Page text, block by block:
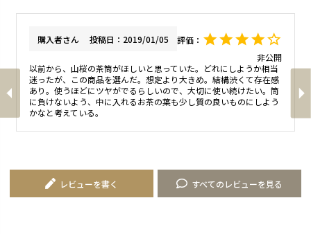
購入者
非公開
投稿日 2019/01/05
以前から、山桜の茶筒がほしいと思っていた。どれにしようか相当
迷ったが、この商品を選んだ。想定より大きめ。結構渋くて存在感
あり。使うほどにツヤがでるらしいので、大切に使い続けたい。筒
に負けないよう、中に入れるお茶の葉も少し質の良いものにしよう
すべてのレビューを見る
レビューを書く